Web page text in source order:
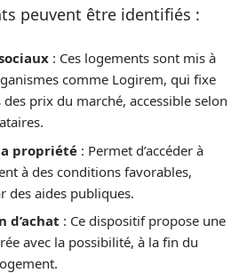
peuvent être identifiés :
: Ces logements sont mis à
comme Logirem, qui fixe
prix du marché, accessible selon
propriété : Permet d’accéder à
à des conditions favorables,
des aides publiques.
d’achat : Ce dispositif propose une
avec la possibilité, à la fin du